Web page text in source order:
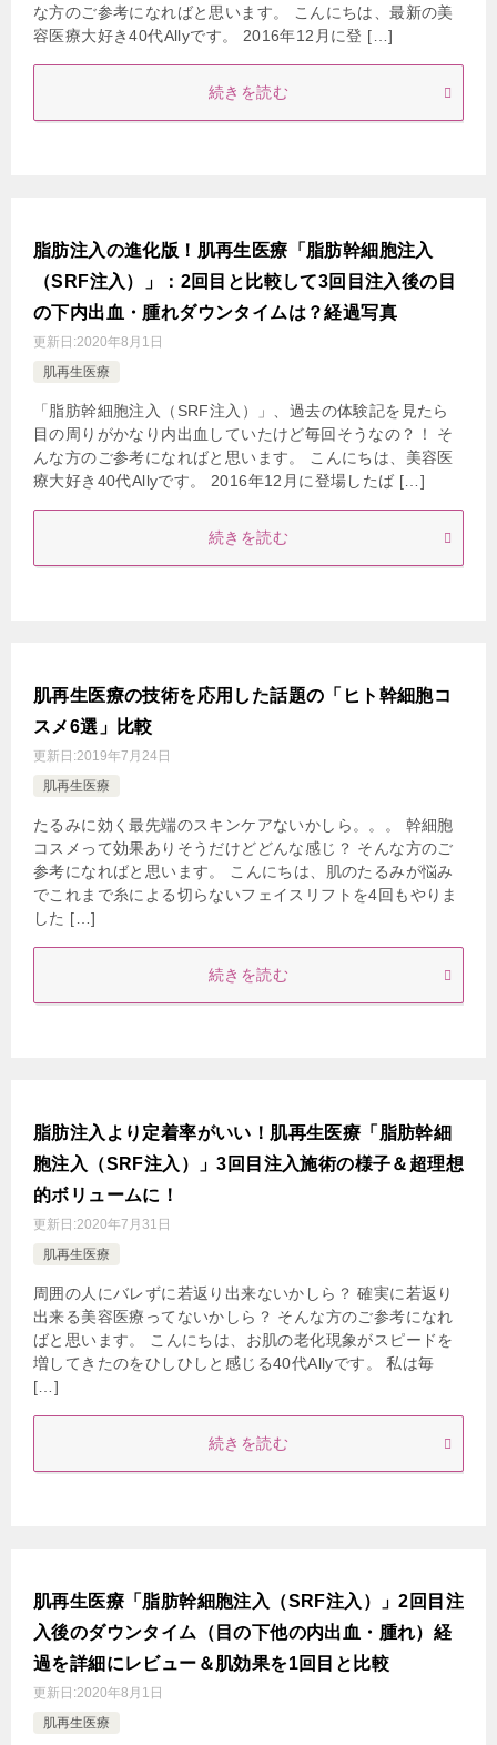
な方のご参考になればと思います。 こんにちは、最新の美
容医療大好き40代Allyです。 2016年12月に登 […]
続きを読む
脂肪注入の進化版！肌再生医療「脂肪幹細胞注入
（SRF注入）」：2回目と比較して3回目注入後の目
の下内出血・腫れダウンタイムは？経過写真
更新日:2020年8月1日
肌再生医療
「脂肪幹細胞注入（SRF注入）」、過去の体験記を見たら
目の周りがかなり内出血していたけど毎回そうなの？！ そ
んな方のご参考になればと思います。 こんにちは、美容医
療大好き40代Allyです。 2016年12月に登場したば […]
続きを読む
肌再生医療の技術を応用した話題の「ヒト幹細胞コ
スメ6選」比較
更新日:2019年7月24日
肌再生医療
たるみに効く最先端のスキンケアないかしら。。。 幹細胞
コスメって効果ありそうだけどどんな感じ？ そんな方のご
参考になればと思います。 こんにちは、肌のたるみが悩み
でこれまで糸による切らないフェイスリフトを4回もやりま
した […]
続きを読む
脂肪注入より定着率がいい！肌再生医療「脂肪幹細
胞注入（SRF注入）」3回目注入施術の様子＆超理想
的ボリュームに！
更新日:2020年7月31日
肌再生医療
周囲の人にバレずに若返り出来ないかしら？ 確実に若返り
出来る美容医療ってないかしら？ そんな方のご参考になれ
ばと思います。 こんにちは、お肌の老化現象がスピードを
増してきたのをひしひしと感じる40代Allyです。 私は毎
[…]
続きを読む
肌再生医療「脂肪幹細胞注入（SRF注入）」2回目注
入後のダウンタイム（目の下他の内出血・腫れ）経
過を詳細にレビュー＆肌効果を1回目と比較
更新日:2020年8月1日
肌再生医療